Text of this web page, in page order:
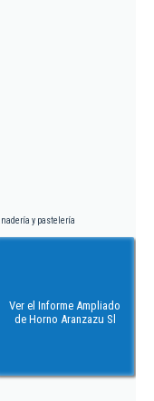
y pastelería
Ver el Informe Ampliado
de Horno Aranzazu Sl